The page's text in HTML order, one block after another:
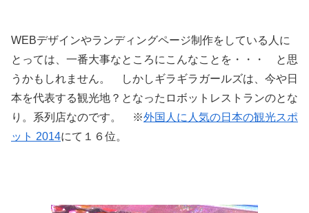
WEBデザインやランディングページ制作をしている人に
とっては、一番大事なところにこんなことを・・・ と思
うかもしれません。 しかしギラギラガールズは、今や日
本を代表する観光地？となったロボットレストランのとな
り。系列店なのです。 ※外国人に人気の日本の観光スポ
ット 2014にて１６位。